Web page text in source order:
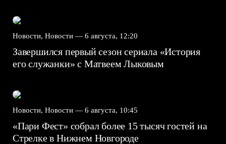
Новости, Новости — 6 августа, 12:20
Завершился первый сезон сериала «История
его служанки» с Матвеем Лыковым
Новости, Новости — 6 августа, 10:45
«Пари Фест» собрал более 15 тысяч гостей на
Стрелке в Нижнем Новгороде